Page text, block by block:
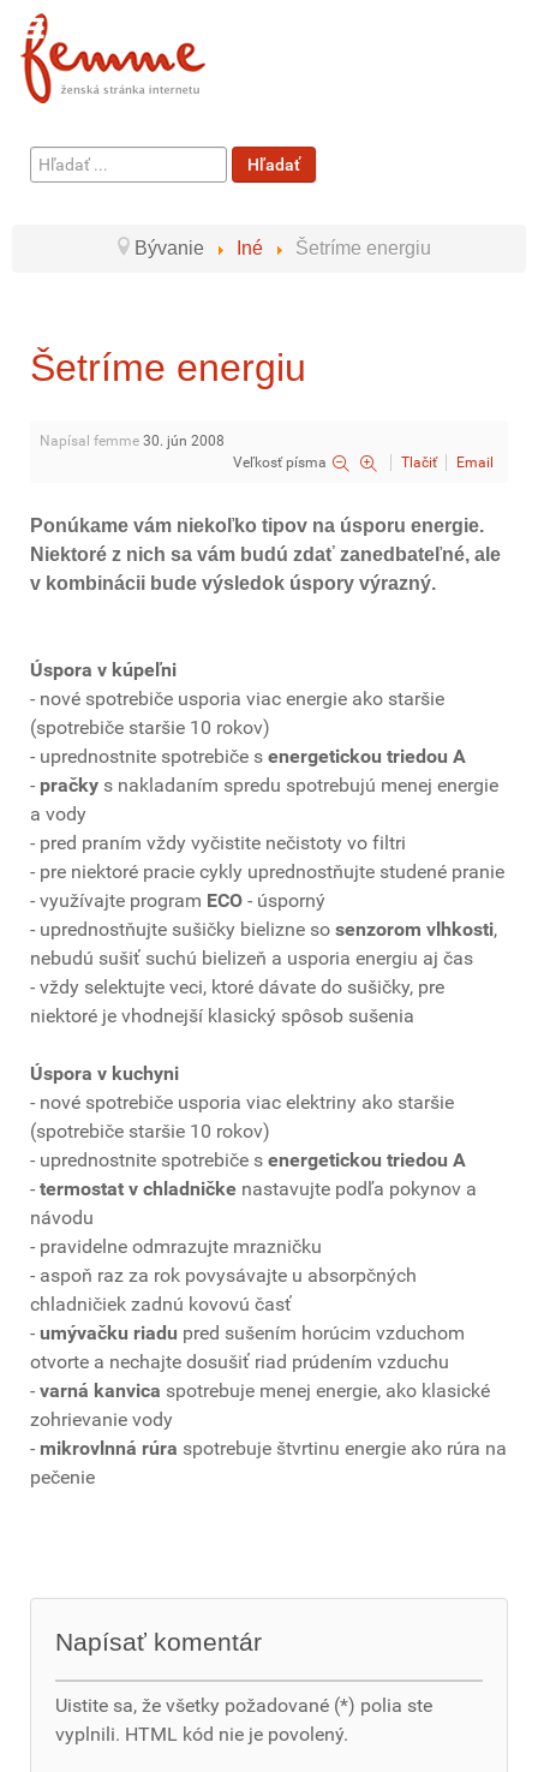
Hľadať
...
Hľadať
Bývanie Iné Šetríme energiu
Šetríme energiu
Napísal femme 30. jún 2008
Veľkosť písma
Tlačiť Email
Ponúkame vám niekoľko tipov na úsporu energie.
Niektoré z nich sa vám budú zdať zanedbateľné, ale
v kombinácii bude výsledok úspory výrazný.
Úspora v kúpeľni
- nové spotrebiče usporia viac energie ako staršie
(spotrebiče staršie 10 rokov)
- uprednostnite spotrebiče s energetickou triedou A
- pračky s nakladaním spredu spotrebujú menej energie
a vody
- pred praním vždy vyčistite nečistoty vo filtri
- pre niektoré pracie cykly uprednostňujte studené pranie
- využívajte program ECO - úsporný
- uprednostňujte sušičky bielizne so senzorom vlhkosti,
nebudú sušiť suchú bielizeň a usporia energiu aj čas
- vždy selektujte veci, ktoré dávate do sušičky, pre
niektoré je vhodnejší klasický spôsob sušenia
Úspora v kuchyni
- nové spotrebiče usporia viac elektriny ako staršie
(spotrebiče staršie 10 rokov)
- uprednostnite spotrebiče s energetickou triedou A
- termostat v chladničke nastavujte podľa pokynov a
návodu
- pravidelne odmrazujte mrazničku
- aspoň raz za rok povysávajte u absorpčných
chladničiek zadnú kovovú časť
- umývačku riadu pred sušením horúcim vzduchom
otvorte a nechajte dosušiť riad prúdením vzduchu
- varná kanvica spotrebuje menej energie, ako klasické
zohrievanie vody
- mikrovlnná rúra spotrebuje štvrtinu energie ako rúra na
pečenie
Napísať komentár
Uistite sa, že všetky požadované (*) polia ste
vyplnili. HTML kód nie je povolený.